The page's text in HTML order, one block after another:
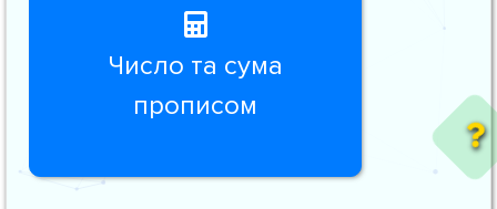
Число та сума
прописом